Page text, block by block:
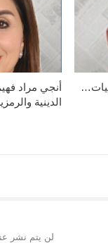
أنجي مراد
الدينية
لن يتم نشر